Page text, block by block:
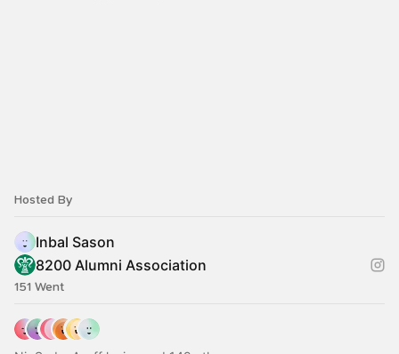
Hosted By
Inbal Sason
8200 Alumni Association
151 Went